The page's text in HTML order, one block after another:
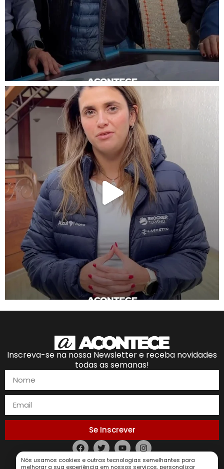
Inscreva-se na nossa Newsletter e receba novidades
todas as semanas!
Se Inscrever
Política de Privacidade
Nós usamos cookies e outras tecnologias semelhantes para
melhorar a sua experiência em nossos serviços, personalizar